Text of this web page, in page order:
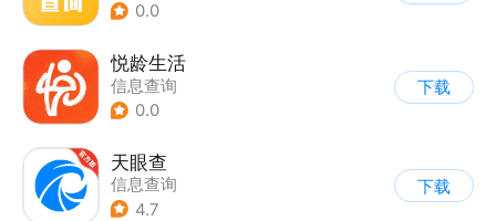
0.0
悦龄生活
信息查询
0.0
下载
天眼查
信息查询
4.7
下载